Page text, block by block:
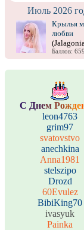
Июль 2026
Крылья
любви
Баллов: 659
С Днем Рожде
leon4763
grim97
svatovstvo
anechkina
Anna1981
stelszipo
Drozd
60Evulez
BibiKing70
ivasyuk
Painka